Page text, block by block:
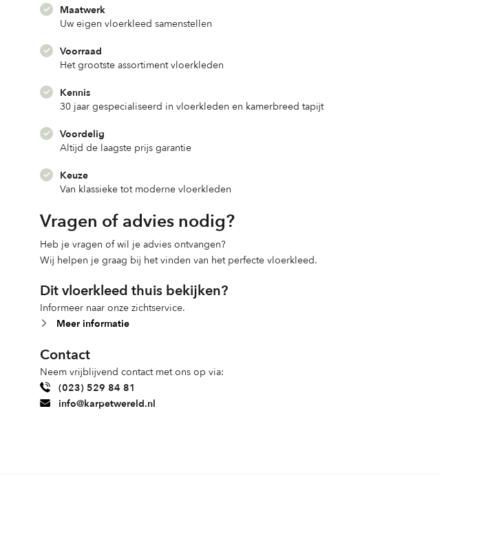
Maatwerk
Uw eigen vloerkleed samenstellen
Voorraad
Het grootste assortiment vloerkleden
Kennis
30 jaar gespecialiseerd in vloerkleden en kamerbreed tapijt
Voordelig
Altijd de laagste prijs garantie
Keuze
Van klassieke tot moderne vloerkleden
Vragen of advies nodig?
Heb je vragen of wil je advies ontvangen?
Wij helpen je graag bij het vinden van het perfecte vloerkleed.
Dit vloerkleed thuis bekijken?
Informeer naar onze zichtservice.
Meer informatie
Contact
Neem vrijblijvend contact met ons op via:
(023) 529 84 81
info@karpetwereld.nl